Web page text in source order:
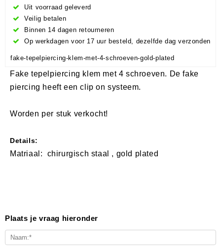
Uit voorraad geleverd
Veilig betalen
Binnen 14 dagen retourneren
Op werkdagen voor 17 uur besteld, dezelfde dag verzonden
fake-tepelpiercing-klem-met-4-schroeven-gold-plated
Fake tepelpiercing klem met 4 schroeven. De fake
piercing heeft een clip on systeem.
Worden per stuk verkocht!
Details:
Matriaal: ​ chirurgisch staal , gold plated
Plaats je vraag hieronder